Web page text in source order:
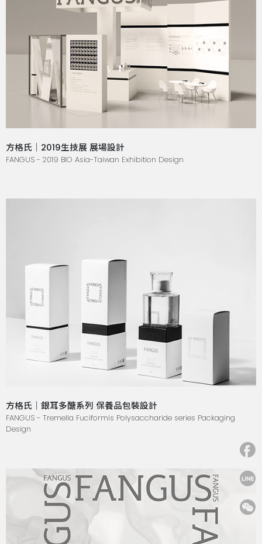
方格氏｜2019生技展 展場設計
FANGUS - 2019 BIO Asia-Taiwan Exhibition Design
方格氏｜銀耳多醣系列 保養品包裝設計
FANGUS - Tremella Fuciformis Polysaccharide series Packaging
Design